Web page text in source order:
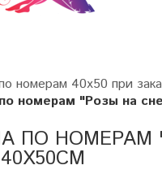
номерам 40х50 при
номерам "Розы на
ПО НОМЕРАМ